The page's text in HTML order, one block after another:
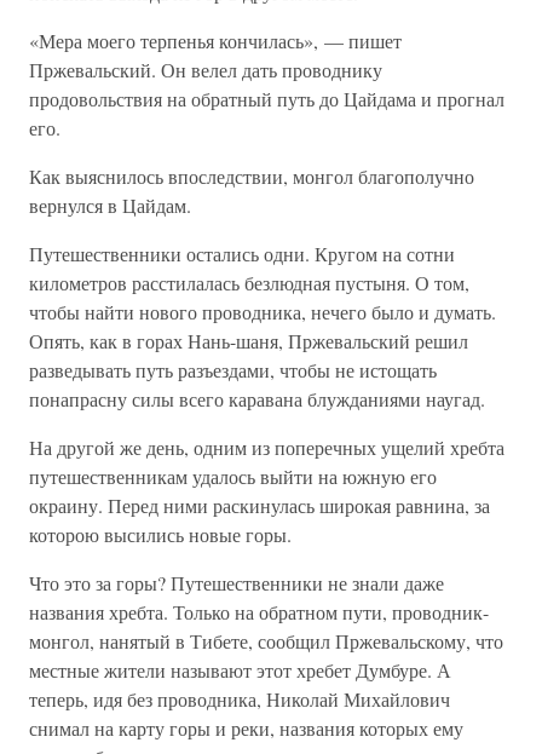
«Мера моего терпенья кончилась», — пишет
Пржевальский. Он велел дать проводнику
продовольствия на обратный путь до Цайдама и прогнал
его.
Как выяснилось впоследствии, монгол благополучно
вернулся в Цайдам.
Путешественники остались одни. Кругом на сотни
километров расстилалась безлюдная пустыня. О том,
чтобы найти нового проводника, нечего было и думать.
Опять, как в горах Нань-шаня, Пржевальский решил
разведывать путь разъездами, чтобы не истощать
понапрасну силы всего каравана блужданиями наугад.
На другой же день, одним из поперечных ущелий хребта
путешественникам удалось выйти на южную его
окраину. Перед ними раскинулась широкая равнина, за
которою высились новые горы.
Что это за горы? Путешественники не знали даже
названия хребта. Только на обратном пути, проводник-
монгол, нанятый в Тибете, сообщил Пржевальскому, что
местные жители называют этот хребет Думбуре. А
теперь, идя без проводника, Николай Михайлович
снимал на карту горы и реки, названия которых ему